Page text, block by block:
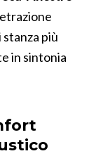
più
in sintonia